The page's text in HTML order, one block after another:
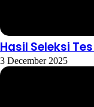
Hasil Seleksi
3 December 2025